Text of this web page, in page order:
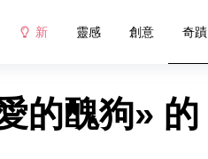
新 靈感 創意 奇蹟
的醜狗» 的